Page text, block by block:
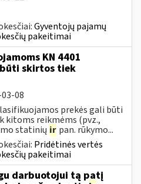
Gyventojų pajamų
pakeitimai
KN 4401
skirtos tiek
08
prekės gali būti
kitoms reikmėms (pvz.,
statinių ir pan. rūkymo...
Pridėtinės vertės
pakeitimai
darbuotojui tą patį